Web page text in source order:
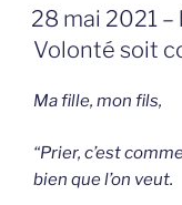
GEPLAATST
OP
28 mai 2021 –
Volonté soit
Ma fille, mon fils,
“Prier, c’est
bien que l’on veut.